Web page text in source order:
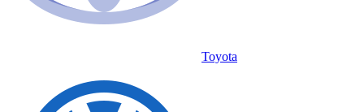
Toyota